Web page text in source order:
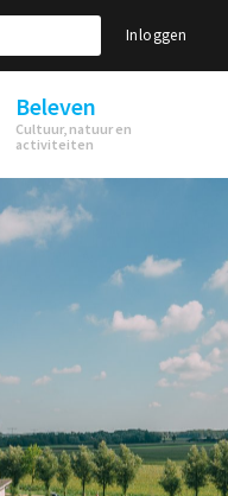
Inloggen
Beleven
Cultuur, natuur en
activiteiten